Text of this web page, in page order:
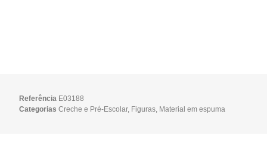
Referência E03188
Categorias Creche e Pré-Escolar, Figuras, Material em espuma